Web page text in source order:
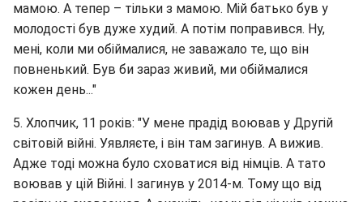
мамою. А тепер – тільки з мамою. Мій батько був у
молодості був дуже худий. А потім поправився. Ну,
мені, коли ми обіймалися, не заважало те, що він
повненький. Був би зараз живий, ми обіймалися
кожен день..."
5. Хлопчик, 11 років: "У мене прадід воював у Другій
світовій війні. Уявляєте, і він там загинув. А вижив.
Адже тоді можна було сховатися від німців. А тато
воював у цій Війні. І загинув у 2014-м. Тому що від